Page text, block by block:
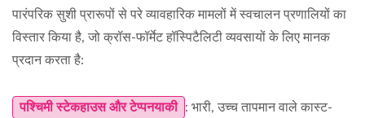
पारंपरिक सुशी प्रारूपों से परे व्यावहारिक मामलों में स्वचालन प्रणालियों का
विस्तार किया है, जो क्रॉस-फॉर्मेट हॉस्पिटैलिटी व्यवसायों के लिए मानक
प्रदान करता है:
पश्चिमी स्टेकहाउस और टेप्पनयाकी
: भारी, उच्च तापमान वाले कास्ट-